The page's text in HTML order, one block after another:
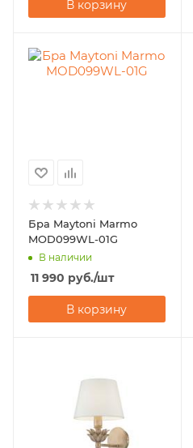
В корзину
Бра Maytoni Marmo
MOD099WL-01G
В наличии
11 990 руб./шт
В корзину